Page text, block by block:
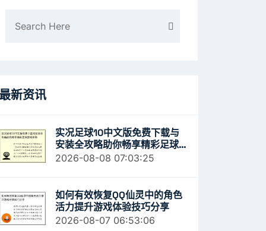
新资讯
实况足球10中文版免费下载与
安装全攻略助你畅享精彩足球
游戏体验
2026-08-08 07:03:25
如何有效恢复QQ仙灵中的角色
活力提升游戏体验技巧分享
2026-08-07 06:53:06